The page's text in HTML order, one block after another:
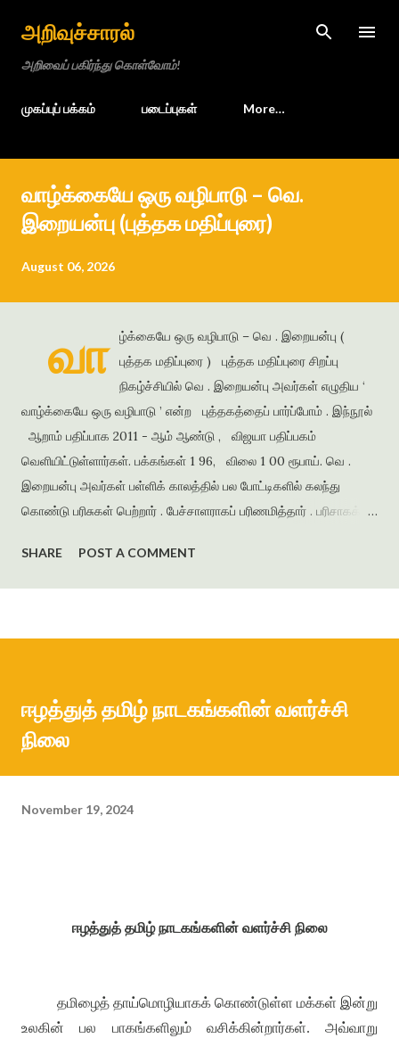
அறிவுச்சாரல்
அறிவைப் பகிர்ந்து கொள்வோம்!
முகப்புப் பக்கம் படைப்புகள் More…
வாழ்க்கையே ஒரு வழிபாடு – வெ.
இறையன்பு (புத்தக மதிப்புரை)
August 06, 2026
வா
ழ்க்கையே ஒரு வழிபாடு – வெ . இறையன்பு (
புத்தக மதிப்புரை ) புத்தக மதிப்புரை சிறப்பு
நிகழ்ச்சியில் வெ . இறையன்பு அவர்கள் எழுதிய ‘
வாழ்க்கையே ஒரு வழிபாடு ’ என்ற புத்தகத்தைப் பார்ப்போம் . இந்நூல்
ஆறாம் பதிப்பாக 2011 - ஆம் ஆண்டு , விஜயா பதிப்பகம்
வெளியிட்டுள்ளார்கள். பக்கங்கள் 1 96, விலை 1 00 ரூபாய். வெ .
இறையன்பு அவர்கள் பள்ளிக் காலத்தில் பல போட்டிகளில் கலந்து
கொண்டு பரிசுகள் பெற்றார் . பேச்சாளராகப் பரிணமித்தார் . பரிசாகக்
காலத்தில் எழுதிய கவிதைகளைத் தொகுத்து ‘ பூபாளத்திற்கொரு
புல்லாங்குழல் ’ என்ற தலைப்பில் கவிதைத் தொகுப்பை வெளியிட்டார் .
கணையாழி , புதிய பார்வை , தமிழன் எக்ஸ்பிரஸ் என்று பல இதழ்களில்
நர்மதா அணை கட்டப்படுவதற்காக கரையோரத்தில் வசித்த மக்கள்
விரட்டப்பட்டதை அடிப்படையாக கொண்டது இந்நாவல் . இறை...
SHARE POST A COMMENT
ஈழத்துத் தமிழ் நாடகங்களின் வளர்ச்சி
நிலை
November 19, 2024
ஈழத்துத் தமிழ் நாடகங்களின் வளர்ச்சி நிலை
தமிழைத் தாய்மொழியாகக் கொண்டுள்ள மக்கள் இன்று
உலகின் பல பாகங்களிலும் வசிக்கின்றார்கள். அவ்வாறு